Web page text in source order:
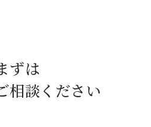
ずは
相談ください